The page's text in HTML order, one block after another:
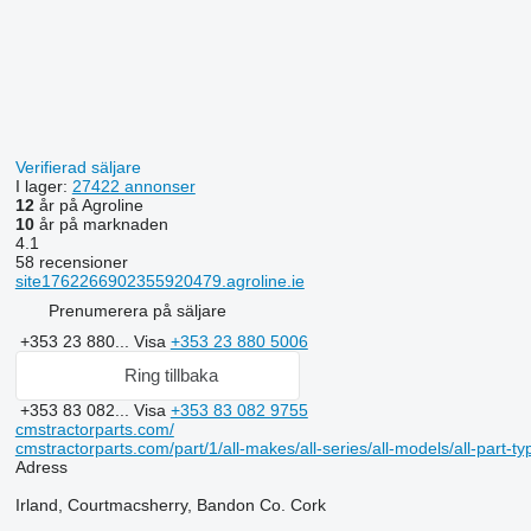
Verifierad säljare
I lager: 27422 annonser
12år på Agroline
10år på marknaden
4.1
58 recensioner
site1762266902355920479.agroline.ie
Prenumerera på säljare
+353 23 880... Visa +353 23 880 5006
Ring tillbaka
+353 83 082... Visa +353 83 082 9755
cmstractorparts.com/
cmstractorparts.com/part/1/all-makes/all-series/all-models/all-part-
Adress
Irland, Courtmacsherry, Bandon Co. Cork